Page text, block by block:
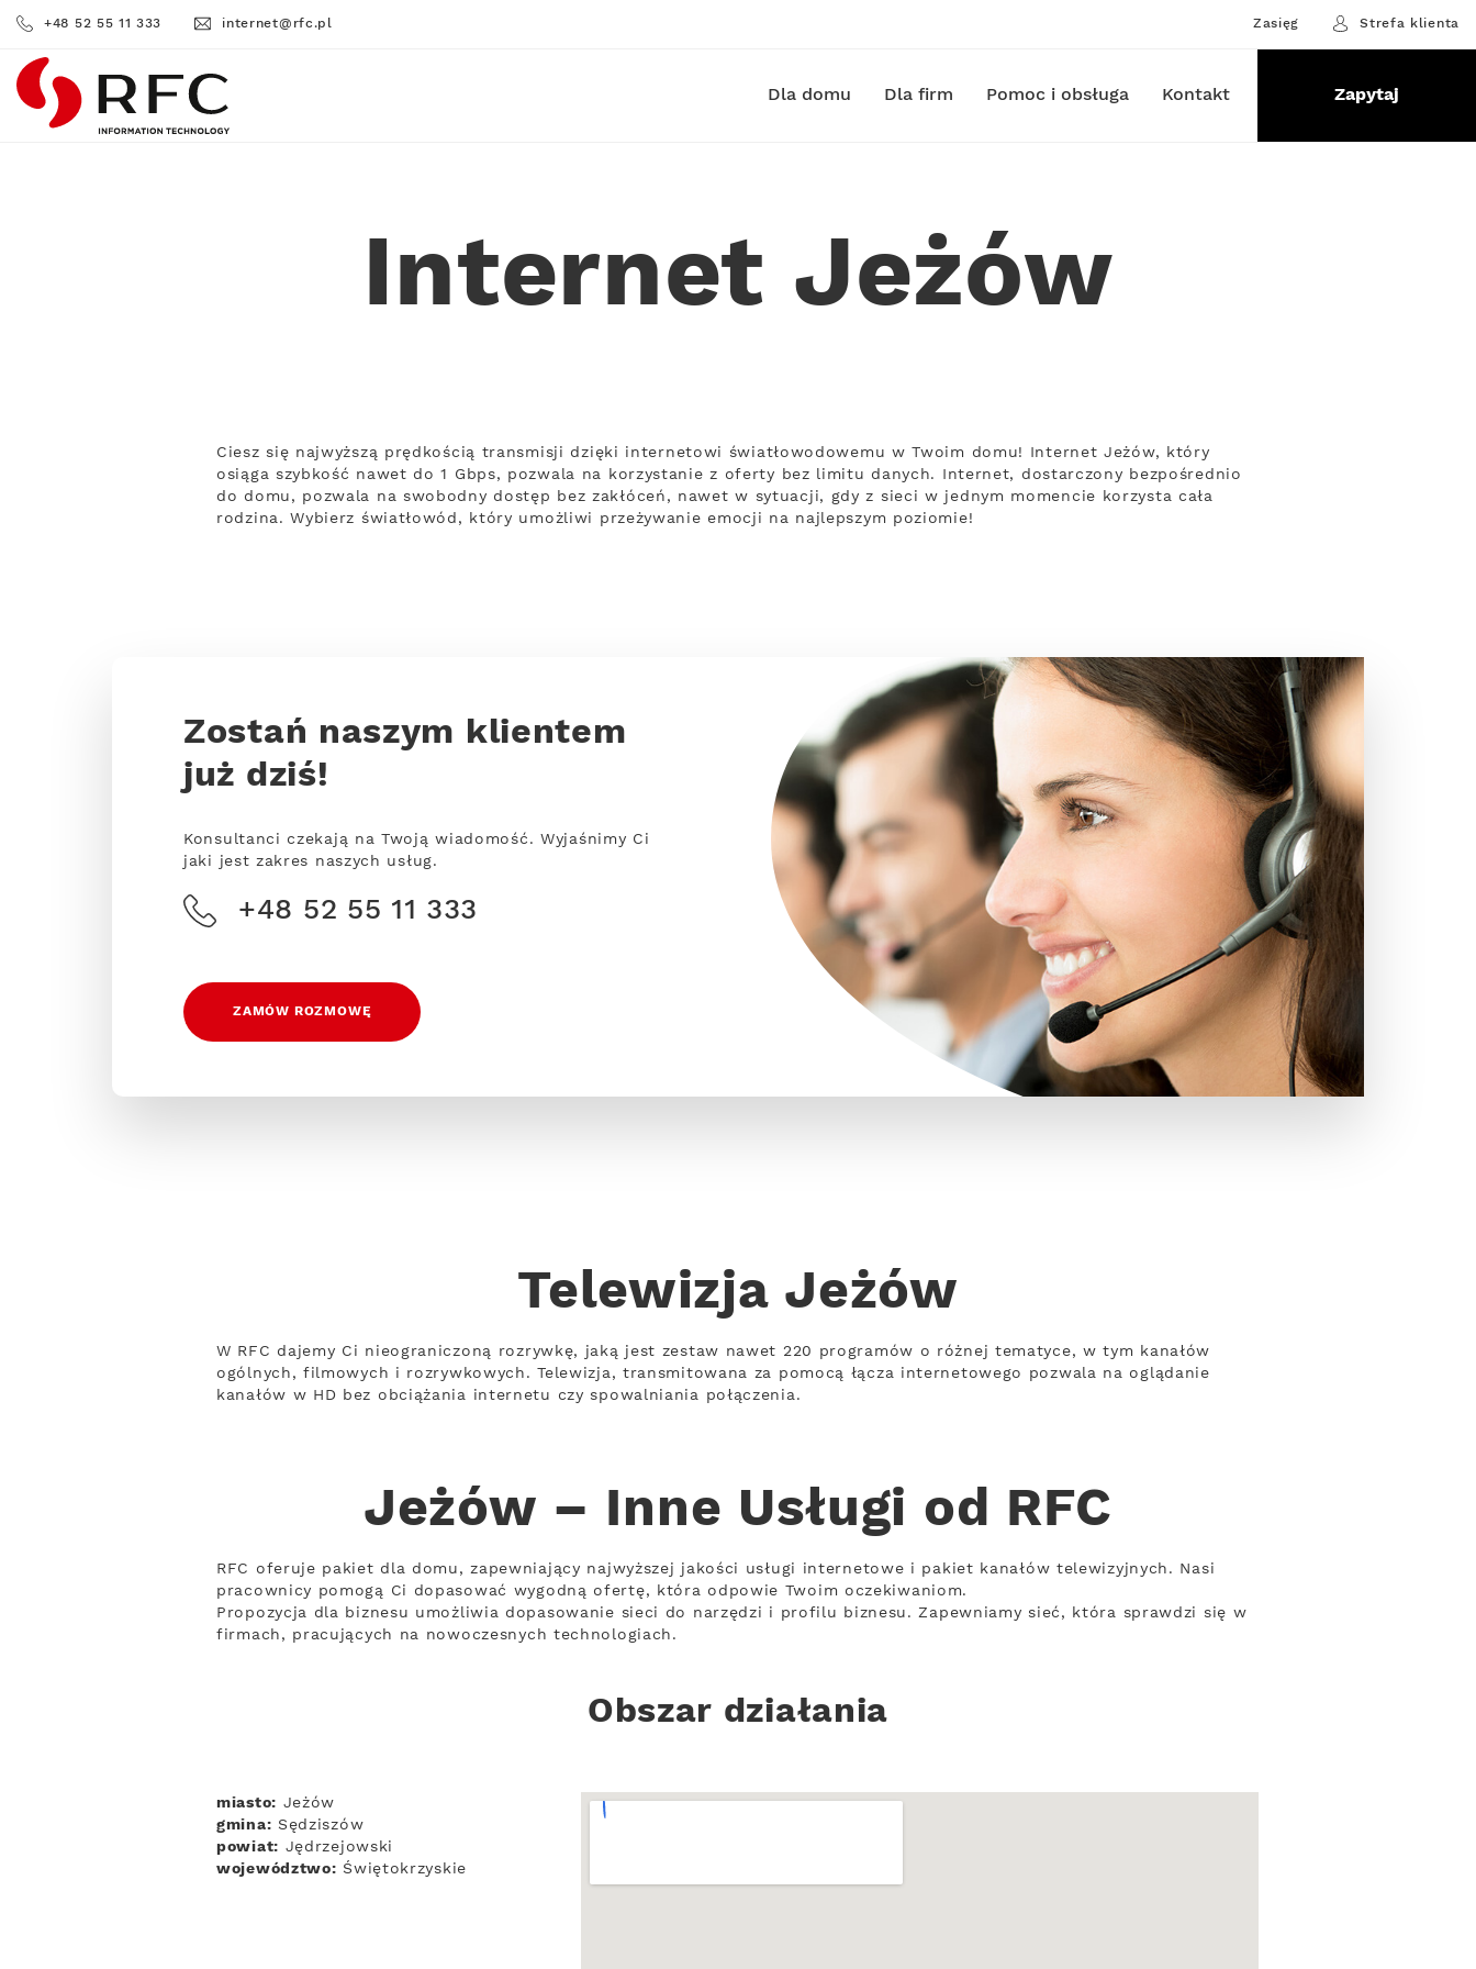
+48 52 55 11 333 internet@rfc.pl Zasięg Strefa klienta
RFC Dla domu Dla firm Pomoc i obsługa Kontakt Zapytaj
Internet Jeżów
Ciesz się najwyższą prędkością transmisji dzięki internetowi światłowodowemu w Twoim domu! Internet Jeżów, który
osiąga szybkość nawet do 1 Gbps, pozwala na korzystanie z oferty bez limitu danych. Internet, dostarczony bezpośrednio
do domu, pozwala na swobodny dostęp bez zakłóceń, nawet w sytuacji, gdy z sieci w jednym momencie korzysta cała
rodzina. Wybierz światłowód, który umożliwi przeżywanie emocji na najlepszym poziomie!
Zostań naszym klientem
już dziś!
Konsultanci czekają na Twoją wiadomość. Wyjaśnimy Ci
jaki jest zakres naszych usług.
+48 52 55 11 333
ZAMÓW ROZMOWĘ
Telewizja Jeżów
W RFC dajemy Ci nieograniczoną rozrywkę, jaką jest zestaw nawet 220 programów o różnej tematyce, w tym kanałów
ogólnych, filmowych i rozrywkowych. Telewizja, transmitowana za pomocą łącza internetowego pozwala na oglądanie
kanałów w HD bez obciążania internetu czy spowalniania połączenia.
Jeżów – Inne Usługi od RFC
RFC oferuje pakiet dla domu, zapewniający najwyższej jakości usługi internetowe i pakiet kanałów telewizyjnych. Nasi
pracownicy pomogą Ci dopasować wygodną ofertę, która odpowie Twoim oczekiwaniom.
Propozycja dla biznesu umożliwia dopasowanie sieci do narzędzi i profilu biznesu. Zapewniamy sieć, która sprawdzi się w
firmach, pracujących na nowoczesnych technologiach.
Obszar działania
miasto: Jeżów
gmina: Sędziszów
powiat: Jędrzejowski
województwo: Świętokrzyskie